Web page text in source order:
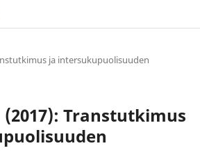
ja intersukupuolisuuden
(2017): Transtutkimus